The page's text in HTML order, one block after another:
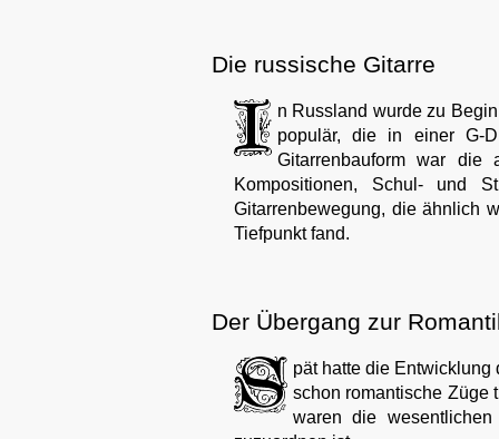
Die russische Gitarre
n Russland wurde zu
populär, die in einer G-
Gitarrenbauform war die
Kompositionen, Schul- und
Gitarrenbewegung, die ähnlich
Tiefpunkt fand.
Der Übergang zur
pät hatte die
schon romantische Züge
waren die